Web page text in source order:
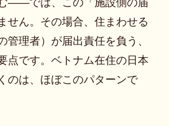
せん。その場合、住まわせる
管理者）が届出責任を負う、
点です。ベトナム在住の日本
のは、ほぼこのパターンで